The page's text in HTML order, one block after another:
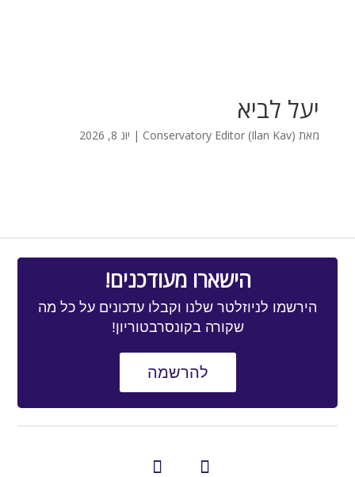
יעל לביא
מאת Conservatory Editor (Ilan Kav)
| יונ 8, 2026
הישארו מעודכנים!
הירשמו לניוזלטר שלנו וקבלו עדכונים על כל מה
שקורה בקונסרבטוריון!
להרשמה